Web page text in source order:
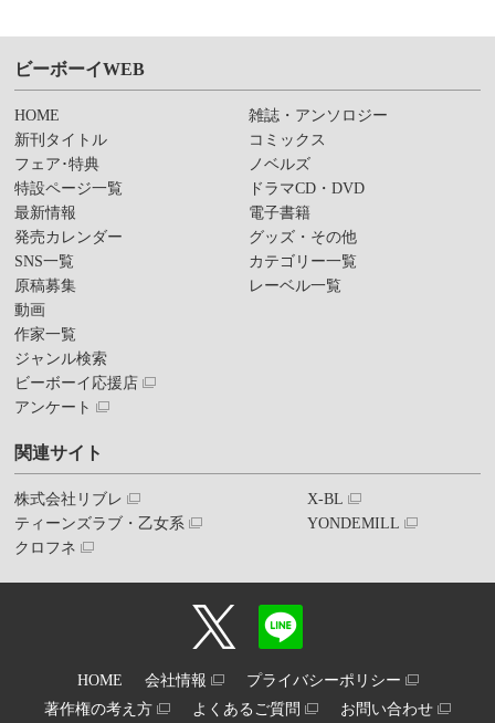
ビーボーイWEB
HOME
新刊タイトル
フェア･特典
特設ページ一覧
最新情報
発売カレンダー
SNS一覧
原稿募集
動画
作家一覧
ジャンル検索
ビーボーイ応援店
アンケート
雑誌・アンソロジー
コミックス
ノベルズ
ドラマCD・DVD
電子書籍
グッズ・その他
カテゴリー一覧
レーベル一覧
関連サイト
株式会社リブレ
ティーンズラブ・乙女系
クロフネ
X-BL
YONDEMILL
HOME 会社情報
プライバシーポリシー
著作権の考え方
よくあるご質問 お問い合わせ